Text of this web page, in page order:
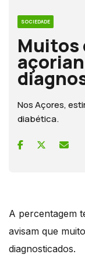
SOCIEDADE
Muitos
Nos Açores,
diabética.
A percentagem
avisam que
diagnosticados.